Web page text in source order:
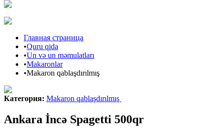
Главная страница
•Quru qida
•Un və un məmulatları
•Makaronlar
•Makaron qablaşdırılmış
Категория: Makaron qablaşdırılmış
Ankara İncə Spagetti 500qr